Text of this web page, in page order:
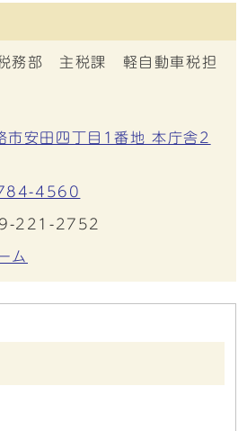
務部 主税課 軽自動車税担
安田四丁目1番地 本庁舎2
4560
221-2752
ム